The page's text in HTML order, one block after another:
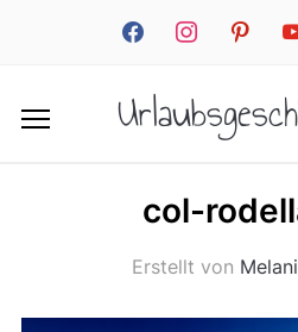
facebookinstagrampinterest
col-
Erstellt von